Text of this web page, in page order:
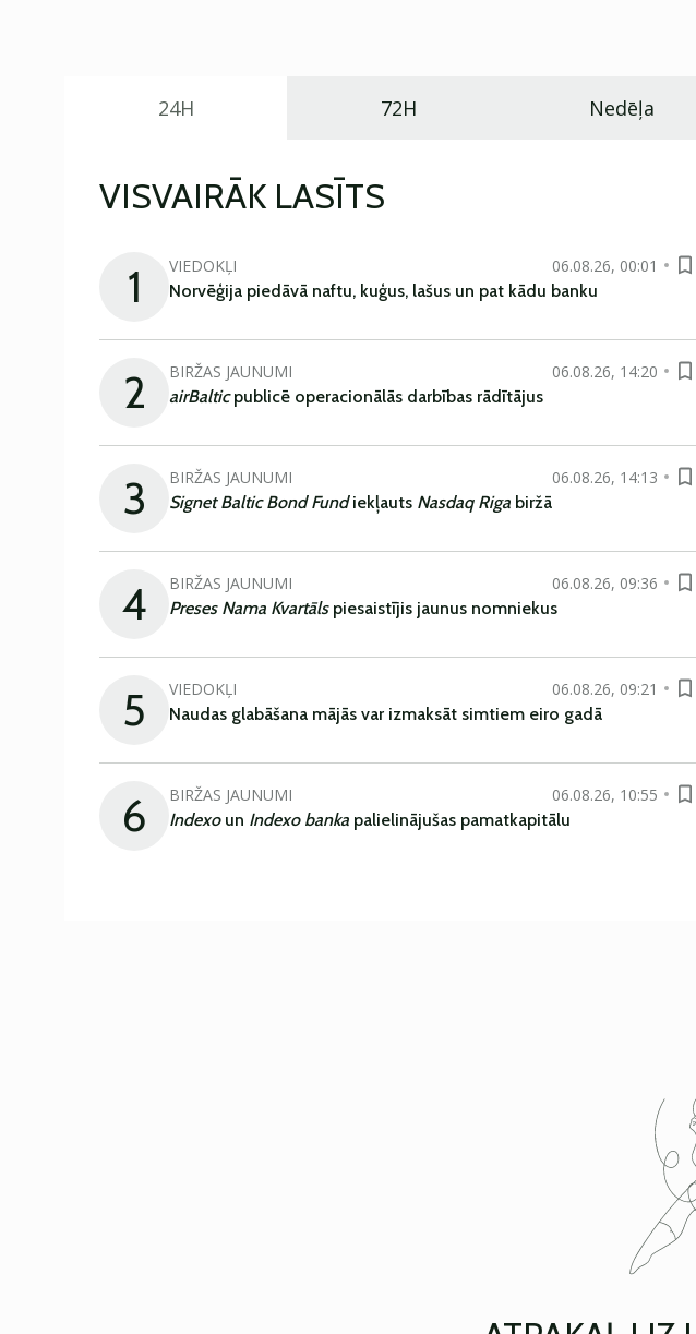
24H 72H Nedēļa
VISVAIRĀK LASĪTS
1 VIEDOKĻI
06.08.26, 00:01
Norvēģija piedāvā naftu, kuģus, lašus un pat kādu banku
2 BIRŽAS JAUNUMI
06.08.26, 14:20
airBalticpublicē operacionālās darbības rādītājus
3 BIRŽAS JAUNUMI
06.08.26, 14:13
Signet Baltic Bond Fundiekļauts Nasdaq Riga biržā
4 BIRŽAS JAUNUMI
06.08.26, 09:36
Preses Nama Kvartāls piesaistījis jaunus nomniekus
5 VIEDOKĻI
06.08.26, 09:21
Naudas glabāšana mājās var izmaksāt simtiem eiro gadā
6 BIRŽAS JAUNUMI
06.08.26, 10:55
Indexoun Indexo banka palielinājušas pamatkapitālu